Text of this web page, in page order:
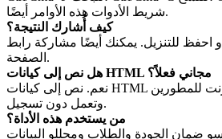
شريط الأدوات هذه الأوامر أيضًا.
كيف أُشارك النتيجة؟
احفظ للتنزيل. يمكنك أيضًا مشاركة رابط
الصفحة.
هل نص إلى كيانات HTML مجاني فعلاً؟
نعم. نص إلى كيانات HTML أداة مجانية عبر الإنترنت للمطورين
وتعمل دون تسجيل.
من يستخدم هذه الأداة؟
ضمان الجودة والطلاب ومحللو البيانات